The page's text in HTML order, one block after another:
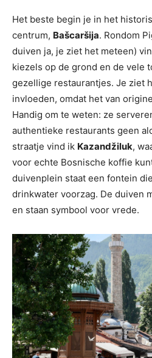
Het beste begin je in het
centrum, Bašcaršija. Rondom
duiven ja, je ziet het meteen)
kiezels op de grond en de vele
gezellige restaurantjes. Je ziet
invloeden, omdat het van
Handig om te weten: ze
authentieke restaurants geen
straatje vind ik Kazandžiluk,
voor echte Bosnische koffie
duivenplein staat een fontein
drinkwater voorzag. De duiven
en staan symbool voor vrede.